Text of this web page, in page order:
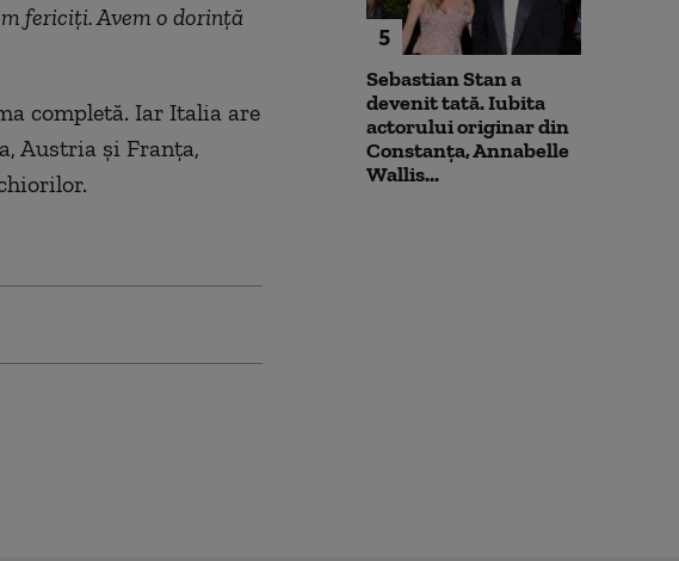
fericiți. Avem o dorință
completă. Iar Italia are
Austria și Franța,
5
Sebastian Stan a
devenit tată. Iubita
actorului originar din
Constanța, Annabelle
Wallis...